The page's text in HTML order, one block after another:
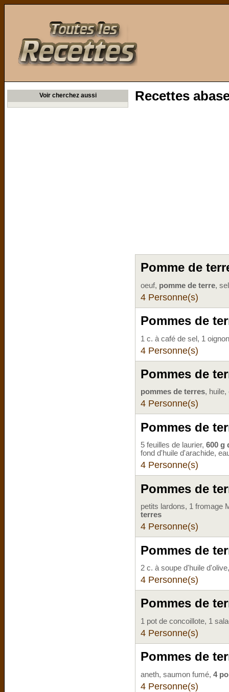
Voir cherchez aussi Recettes
Pomme de
oeuf, pomme de terre, sel
4 Personne(s)
Pommes de
1 c. à café de sel, 1
4 Personne(s)
Pommes de
pommes de terres, huile,
4 Personne(s)
Pommes de
5 feuilles de laurier, 600 g
fond d'huile d'arachide,
4 Personne(s)
Pommes de
petits lardons, 1 fromage
terres
4 Personne(s)
Pommes de
2 c. à soupe d'huile
4 Personne(s)
Pommes de
1 pot de concoillote, 1
4 Personne(s)
Pommes de
aneth, saumon fumé, 4
4 Personne(s)